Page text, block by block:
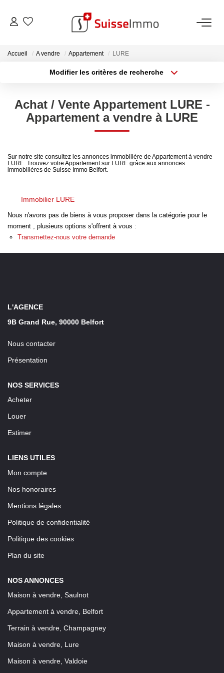
ACHETER
Découvrez Nos Biens À La Vente
Confiez-Nous La Recherche De Votre Bien À L'achat
Estimer Votre Bien En Ligne
Consultez Nos Dernières Ventes
LOUER
Accueil A vendre Appartement LURE
Modifier les critères de recherche
Sélectionnez...
Type de bien
Surface min
Créer une alerte
Achat / Vente Appartement LURE -
Appartement a vendre à LURE
Sur notre site consultez les annonces immobilière de Appartement à vendre
LURE. Trouvez votre Appartement sur LURE grâce aux annonces
immobilières de Suisse Immo Belfort.
Immobilier LURE
Nous n'avons pas de biens à vous proposer dans la catégorie pour le
moment , plusieurs options s'offrent à vous :
Transmettez-nous votre demande
L'AGENCE
9B Grand Rue, 90000 Belfort
Nous contacter
Présentation
NOS SERVICES
Acheter
Louer
Estimer
LIENS UTILES
Mon compte
Nos honoraires
Mentions légales
Politique de confidentialité
Politique des cookies
Plan du site
NOS ANNONCES
Maison à vendre, Saulnot
Appartement à vendre, Belfort
Terrain à vendre, Champagney
Maison à vendre, Lure
Maison à vendre, Valdoie